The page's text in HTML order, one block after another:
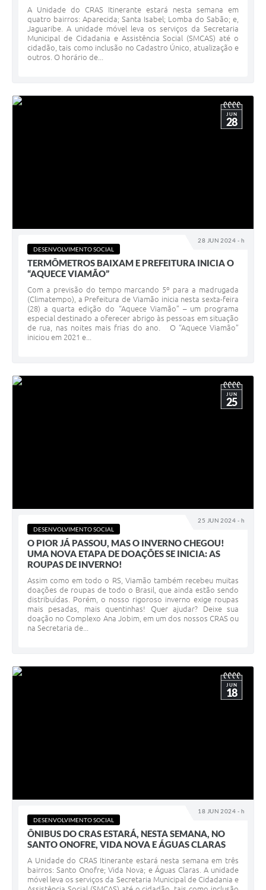
A Unidade do CRAS Itinerante estará nesta semana em
quatro bairros: Aparecida; Santa Isabel; Lomba do Sabão; e,
Jaguaribe. A unidade móvel leva os serviços da Secretaria
Municipal de Cidadania e Assistência Social (SMCAS) até o
cidadão, tais como inclusão no Cadastro Único, atualização e
outros. O horário de...
28 JUN 2024 - h
JUN
28
DESENVOLVIMENTO SOCIAL
TERMÔMETROS BAIXAM E PREFEITURA INICIA O
“AQUECE VIAMÃO”
Com a previsão do tempo marcando 5º para a madrugada
(Climatempo), a Prefeitura de Viamão inicia nesta sexta-feira
(28) a quarta edição do “Aquece Viamão” – um programa
especial destinado a oferecer abrigo às pessoas em situação
de rua, nas noites mais frias do ano. O “Aquece Viamão”
iniciou em 2021 e...
25 JUN 2024 - h
JUN
25
DESENVOLVIMENTO SOCIAL
O PIOR JÁ PASSOU, MAS O INVERNO CHEGOU!
UMA NOVA ETAPA DE DOAÇÕES SE INICIA: AS
ROUPAS DE INVERNO!
Assim como em todo o RS, Viamão também recebeu muitas
doações de roupas de todo o Brasil, que ainda estão sendo
distribuídas. Porém, o nosso rigoroso inverno exige roupas
mais pesadas, mais quentinhas! Quer ajudar? Deixe sua
doação no Complexo Ana Jobim, em um dos nossos CRAS ou
na Secretaria de...
18 JUN 2024 - h
JUN
18
DESENVOLVIMENTO SOCIAL
ÔNIBUS DO CRAS ESTARÁ, NESTA SEMANA, NO
SANTO ONOFRE, VIDA NOVA E ÁGUAS CLARAS
A Unidade do CRAS Itinerante estará nesta semana em três
bairros: Santo Onofre; Vida Nova; e Águas Claras. A unidade
móvel leva os serviços da Secretaria Municipal de Cidadania e